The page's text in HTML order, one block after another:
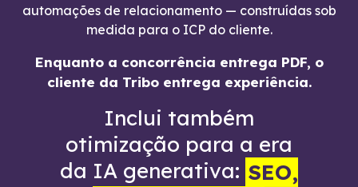
automações de relacionamento — construídas sob
medida para o ICP do cliente.
Enquanto a concorrência entrega PDF, o
cliente da Tribo entrega experiência.
Inclui também
otimização para a era
da IA generativa: SEO,